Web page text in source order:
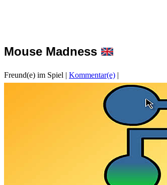
Mouse Madness
Freund(e) im Spiel | Kommentar(e) |